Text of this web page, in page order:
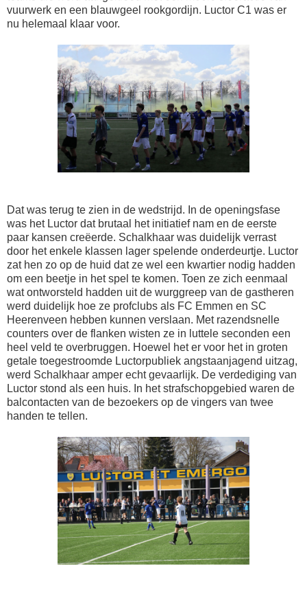
vuurwerk en een blauwgeel rookgordijn. Luctor C1 was er
nu helemaal klaar voor.
Dat was terug te zien in de wedstrijd. In de openingsfase
was het Luctor dat brutaal het initiatief nam en de eerste
paar kansen creëerde. Schalkhaar was duidelijk verrast
door het enkele klassen lager spelende onderdeurtje. Luctor
zat hen zo op de huid dat ze wel een kwartier nodig hadden
om een beetje in het spel te komen. Toen ze zich eenmaal
wat ontworsteld hadden uit de wurggreep van de gastheren
werd duidelijk hoe ze profclubs als FC Emmen en SC
Heerenveen hebben kunnen verslaan. Met razendsnelle
counters over de flanken wisten ze in luttele seconden een
heel veld te overbruggen. Hoewel het er voor het in groten
getale toegestroomde Luctorpubliek angstaanjagend uitzag,
werd Schalkhaar amper echt gevaarlijk. De verdediging van
Luctor stond als een huis. In het strafschopgebied waren de
balcontacten van de bezoekers op de vingers van twee
handen te tellen.